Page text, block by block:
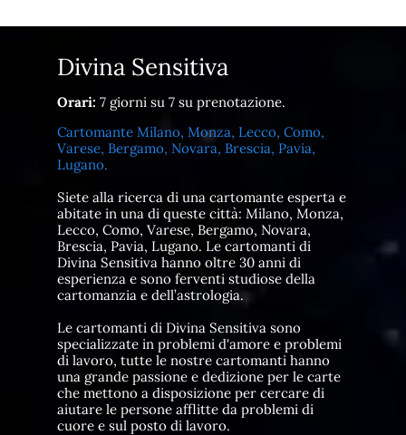
Divina Sensitiva
Orari: 7 giorni su 7 su prenotazione.
Cartomante Milano, Monza, Lecco, Como,
Varese, Bergamo, Novara, Brescia, Pavia,
Lugano.
Siete alla ricerca di una cartomante esperta e
abitate in una di queste città: Milano, Monza,
Lecco, Como, Varese, Bergamo, Novara,
Brescia, Pavia, Lugano. Le cartomanti di
Divina Sensitiva hanno oltre 30 anni di
esperienza e sono ferventi studiose della
cartomanzia e dell’astrologia.
Le cartomanti di Divina Sensitiva sono
specializzate in problemi d'amore e problemi
di lavoro, tutte le nostre cartomanti hanno
una grande passione e dedizione per le carte
che mettono a disposizione per cercare di
aiutare le persone afflitte da problemi di
cuore e sul posto di lavoro.